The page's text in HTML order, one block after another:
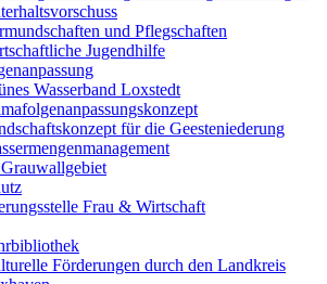
und Pflegschaften
Jugendhilfe
Wasserband Loxstedt
für die Geesteniederung
Frau & Wirtschaft
Förderungen durch den Landkreis